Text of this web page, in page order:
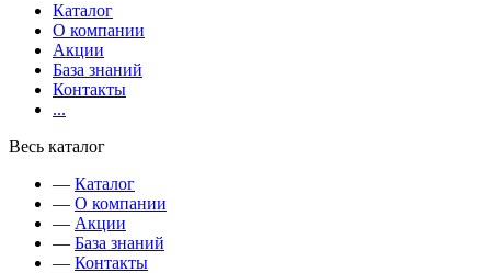
Каталог
О компании
Акции
База знаний
Контакты
...
Весь каталог
— Каталог
— О компании
— Акции
— База знаний
— Контакты